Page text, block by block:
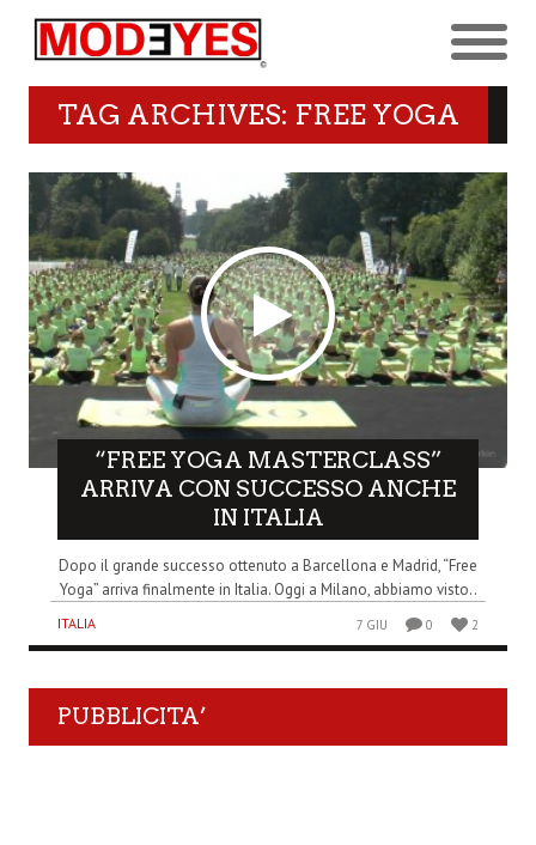
TAG ARCHIVES: FREE YOGA
“FREE YOGA MASTERCLASS”
ARRIVA CON SUCCESSO ANCHE
IN ITALIA
Dopo il grande successo ottenuto a Barcellona e Madrid, “Free
Yoga” arriva finalmente in Italia. Oggi a Milano, abbiamo visto..
ITALIA 7 GIU 0 2
PUBBLICITA’